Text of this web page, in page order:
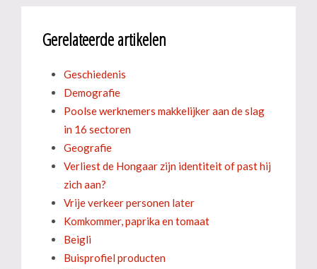
Gerelateerde artikelen
Geschiedenis
Demografie
Poolse werknemers makkelijker aan de slag
in 16 sectoren
Geografie
Verliest de Hongaar zijn identiteit of past hij
zich aan?
Vrije verkeer personen later
Komkommer, paprika en tomaat
Beigli
Buisprofiel producten